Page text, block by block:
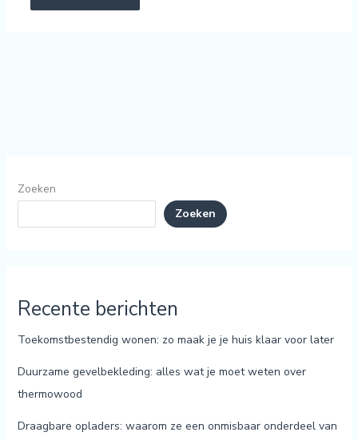
Zoeken
Zoeken
Recente berichten
Toekomstbestendig wonen: zo maak je je huis klaar voor later
Duurzame gevelbekleding: alles wat je moet weten over
thermowood
Draagbare opladers: waarom ze een onmisbaar onderdeel van